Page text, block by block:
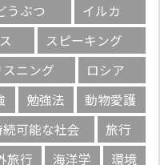
うぶつ
イルカ
スピーキング
スニング
ロシア
勉強法
動物愛護
続可能な社会
旅行
旅行 海洋学 環境